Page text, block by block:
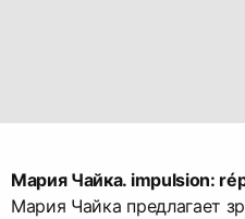
Мария Чайка. impulsion:
Мария Чайка предлагает